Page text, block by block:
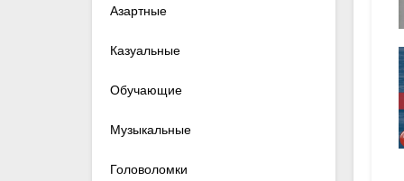
Азартные
Казуальные
Обучающие
Музыкальные
Головоломки